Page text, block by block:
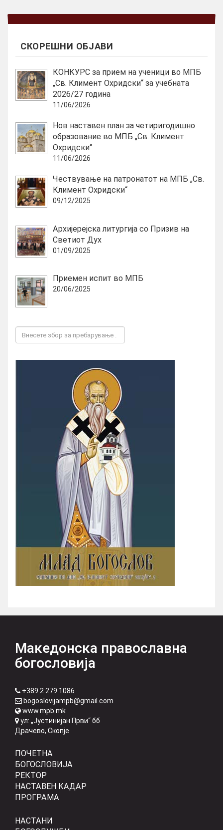
СКОРЕШНИ ОБЈАВИ
КОНКУРС за прием на ученици во МПБ
„Св. Климент Охридски“ за учебната
2026/27 година
11/06/2026
Нов наставен план за четиригодишно
образование во МПБ „Св. Климент
Охридски“
11/06/2026
Чествување на патронатот на МПБ „Св.
Климент Охридски“
09/12/2025
Архијерејска литургија со Призив на
Светиот Дух
01/09/2025
Приемен испит во МПБ
20/06/2025
Македонска православна
богословија
+389 2 279 1086
bogoslovijampb@gmail.com
www.mpb.mk
ул: „Јустинијан Први“ бб
Драчево, Скопје
ПОЧЕТНА
БОГОСЛОВИЈА
РЕКТОР
НАСТАВЕН КАДАР
ПРОГРАМА
НАСТАНИ